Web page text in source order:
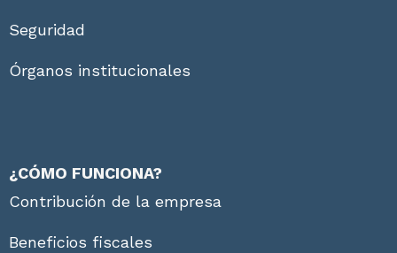
Seguridad
Órganos institucionales
¿CÓMO FUNCIONA?
Contribución de la empresa
Beneficios fiscales